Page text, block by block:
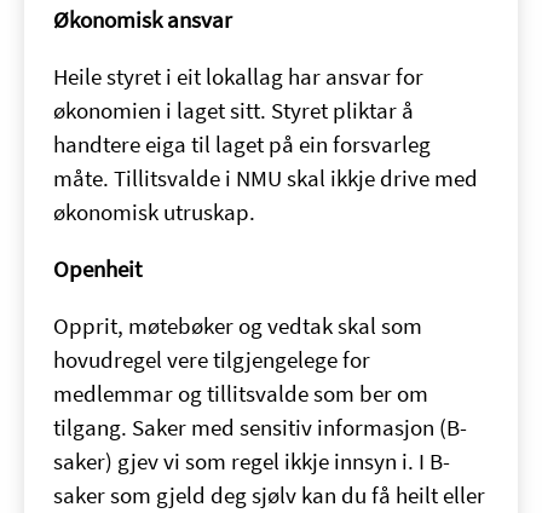
Økonomisk ansvar
Heile styret i eit lokallag har ansvar for
økonomien i laget sitt. Styret pliktar å
handtere eiga til laget på ein forsvarleg
måte. Tillitsvalde i NMU skal ikkje drive med
økonomisk utruskap.
Openheit
Opprit, møtebøker og vedtak skal som
hovudregel vere tilgjengelege for
medlemmar og tillitsvalde som ber om
tilgang. Saker med sensitiv informasjon (B-
saker) gjev vi som regel ikkje innsyn i. I B-
saker som gjeld deg sjølv kan du få heilt eller